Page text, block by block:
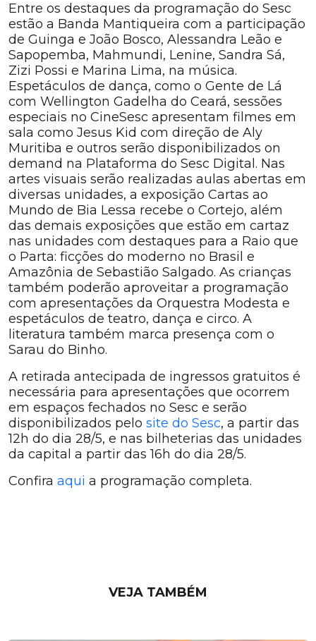
Entre os destaques da programação do Sesc
estão a Banda Mantiqueira com a participação
de Guinga e João Bosco, Alessandra Leão e
Sapopemba, Mahmundi, Lenine, Sandra Sá,
Zizi Possi e Marina Lima, na música.
Espetáculos de dança, como o Gente de Lá
com Wellington Gadelha do Ceará, sessões
especiais no CineSesc apresentam filmes em
sala como Jesus Kid com direção de Aly
Muritiba e outros serão disponibilizados on
demand na Plataforma do Sesc Digital. Nas
artes visuais serão realizadas aulas abertas em
diversas unidades, a exposição Cartas ao
Mundo de Bia Lessa recebe o Cortejo, além
das demais exposições que estão em cartaz
nas unidades com destaques para a Raio que
o Parta: ficções do moderno no Brasil e
Amazônia de Sebastião Salgado. As crianças
também poderão aproveitar a programação
com apresentações da Orquestra Modesta e
espetáculos de teatro, dança e circo. A
literatura também marca presença com o
Sarau do Binho.
A retirada antecipada de ingressos gratuitos é
necessária para apresentações que ocorrem
em espaços fechados no Sesc e serão
disponibilizados pelo site do Sesc, a partir das
12h do dia 28/5, e nas bilheterias das unidades
da capital a partir das 16h do dia 28/5.
Confira aqui a programação completa.
VEJA TAMBÉM